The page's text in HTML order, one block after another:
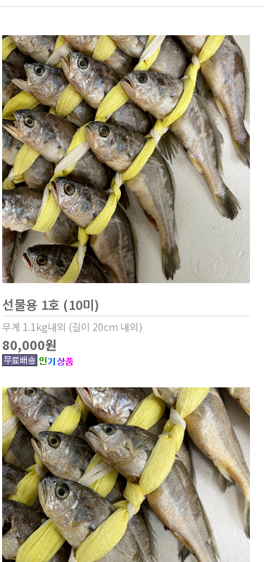
선물용 1호 (10미)
무게 1.1kg내외 (길이 20cm 내외)
80,000원